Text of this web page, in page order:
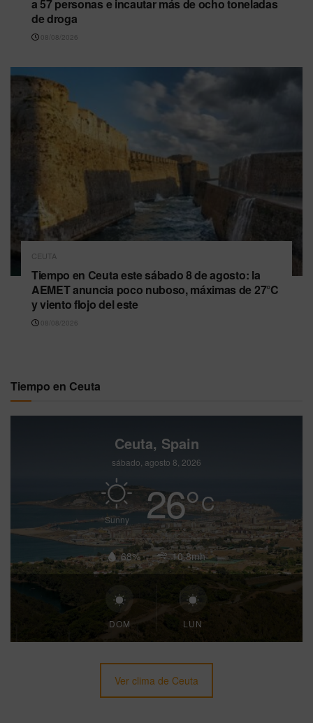
a 57 personas e incautar más de ocho toneladas
de droga
08/08/2026
CEUTA
Tiempo en Ceuta este sábado 8 de agosto: la
AEMET anuncia poco nuboso, máximas de 27°C
y viento flojo del este
08/08/2026
Tiempo en Ceuta
Ceuta, Spain
sábado, agosto 8, 2026
Sunny 26°C
68% 10.8mh
DOM LUN
Ver clima de Ceuta